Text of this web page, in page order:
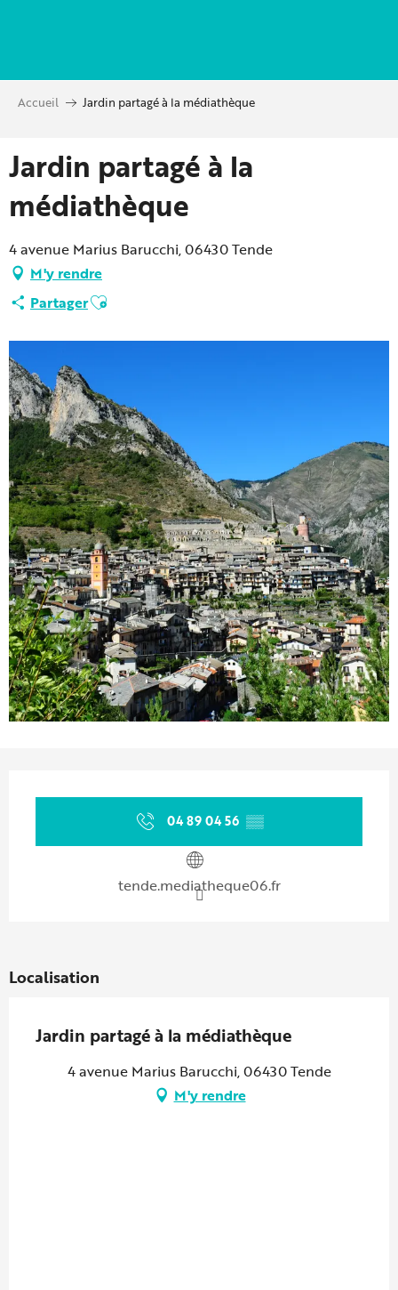
principal
Accueil Jardin partagé à la médiathèque
Jardin partagé à la
médiathèque
4 avenue Marius Barucchi, 06430 Tende
M'y rendre
PartagerAjouter aux favoris
04 89 04 56 ▒▒
tende.mediatheque06.fr
Localisation
Jardin partagé à la médiathèque
4 avenue Marius Barucchi, 06430 Tende
M'y rendre